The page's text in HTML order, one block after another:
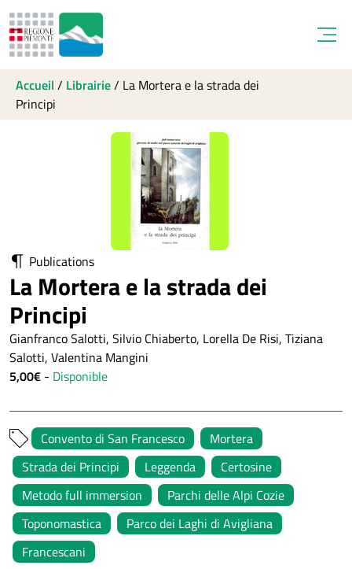
Accueil / Librairie/ La Mortera e la strada dei
Principi
Publications
La Mortera e la strada dei
Principi
Gianfranco Salotti, Silvio Chiaberto, Lorella De Risi, Tiziana
Salotti, Valentina Mangini
5,00€ - Disponible
Convento di San Francesco
Mortera
Strada dei Principi
Leggenda
Certosine
Metodo full immersion
Parchi delle Alpi Cozie
Toponomastica
Parco dei Laghi di Avigliana
Francescani